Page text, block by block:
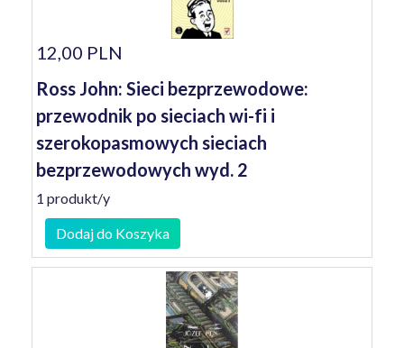
12,00 PLN
Ross John: Sieci bezprzewodowe:
przewodnik po sieciach wi-fi i
szerokopasmowych sieciach
bezprzewodowych wyd. 2
1 produkt/y
Dodaj do Koszyka